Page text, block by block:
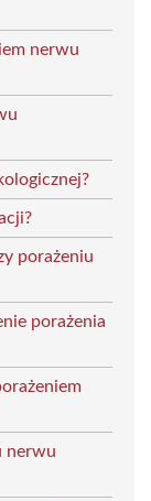
nerwu
porażeniu
porażenia
nerwu